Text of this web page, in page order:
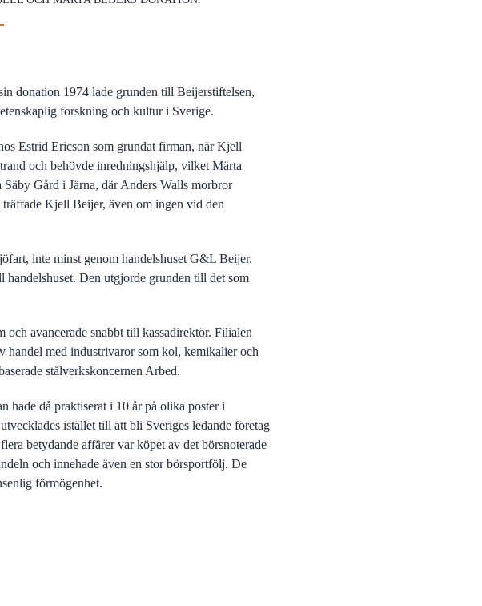
donation 1974 lade grunden till Beijerstiftelsen,
forskning och kultur i Sverige.
Estrid Ericson som grundat firman, när Kjell
och behövde inredningshjälp, vilket Märta
Gård i Järna, där Anders Walls morbror
Kjell Beijer, även om ingen vid den
inte minst genom handelshuset G&L Beijer.
Den utgjorde grunden till det som
avancerade snabbt till kassadirektör. Filialen
handel med industrivaror som kol, kemikalier och
stålverkskoncernen Arbed.
då praktiserat i 10 år på olika poster i
istället till att bli Sveriges ledande företag
betydande affärer var köpet av det börsnoterade
och innehade även en stor börsportfölj. De
förmögenhet.